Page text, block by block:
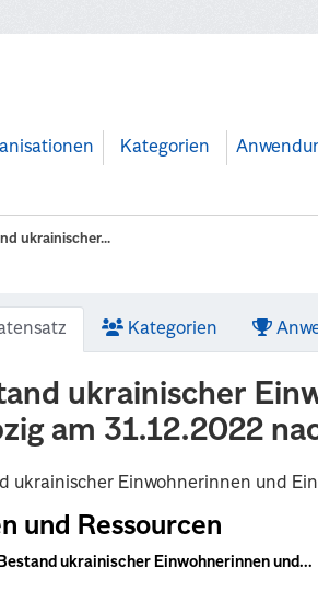
Kategorien
ukrainischer...
Kategorien
ukrainischer
am 31.12.2022
ukrainischer Einwohnerinnen und
und Ressourcen
Bestand ukrainischer Einwohnerinnen und...